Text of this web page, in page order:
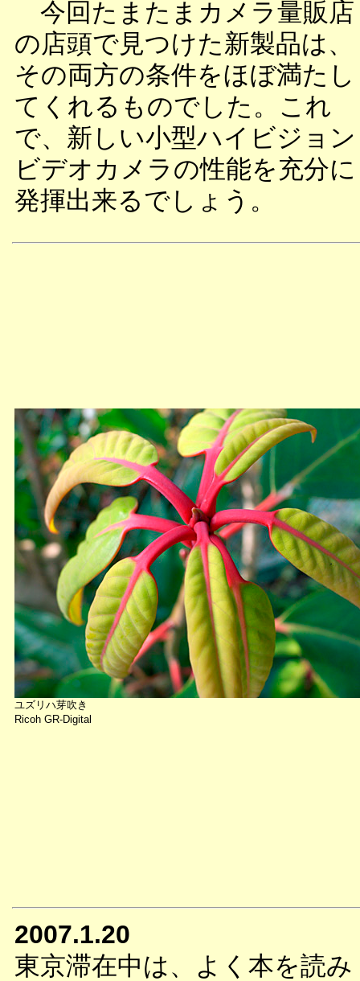
今回たまたまカメラ量販店
の店頭で見つけた新製品は、
その両方の条件をほぼ満たし
てくれるものでした。これ
で、新しい小型ハイビジョン
ビデオカメラの性能を充分に
発揮出来るでしょう。
ユズリハ芽吹き
Ricoh GR-Digital
2007.1.20
東京滞在中は、よく本を読み